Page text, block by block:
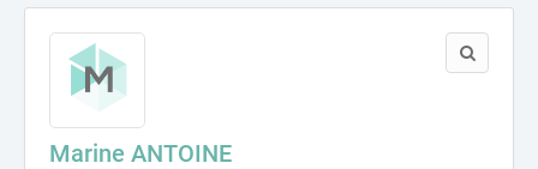
Marine ANTOINE